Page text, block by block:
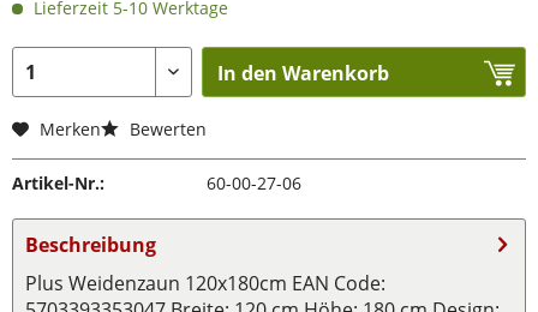
Lieferzeit 5-10 Werktage
In den Warenkorb
Merken Bewerten
Artikel-Nr.: 60-00-27-06
Beschreibung
Plus Weidenzaun 120x180cm EAN Code: